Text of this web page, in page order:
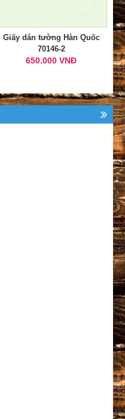
Giấy dán tường Hàn Quốc
70146-2
650.000 VNĐ